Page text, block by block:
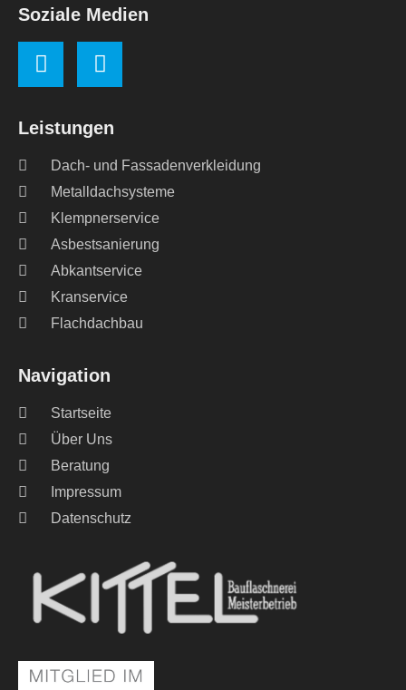
Navigation
Startseite
Über Uns
Beratung
Impressum
Datenschutz
Leistungen
Dach- und Fassadenverkleidung
Metalldachsysteme
Klempnerservice
Asbestsanierung
Abkantservice
Kranservice
Flachdachbau
Soziale Medien